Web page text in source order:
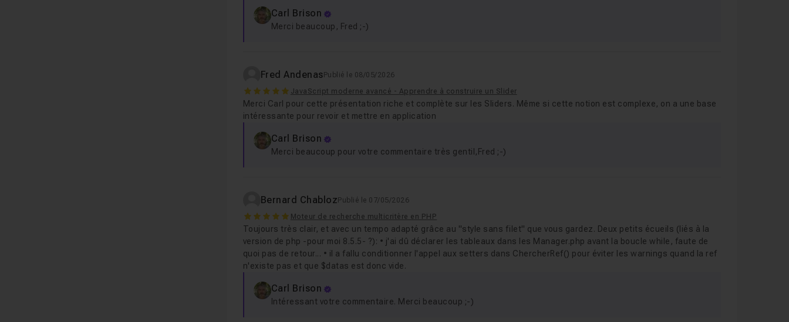
Carl Brison
Merci beaucoup, Fred ;-)
Fred Andenas Publié le 08/05/2026
5 JavaScript moderne avancé - Apprendre à construire un Slider
Merci Carl pour cette présentation riche et complète sur les Sliders. Même si cette notion est complexe, on a une base
intéressante pour revoir et mettre en application
Carl Brison
Merci beaucoup pour votre commentaire très gentil,Fred ;-)
Bernard Chabloz Publié le 07/05/2026
5 Moteur de recherche multicritère en PHP
Toujours très clair, et avec un tempo adapté grâce au "style sans filet" que vous gardez. Deux petits écueils (liés à la
version de php -pour moi 8.5.5- ?): • j'ai dû déclarer les tableaux dans les Manager.php avant la boucle while, faute de
quoi pas de retour... • il a fallu conditionner l'appel aux setters dans ChercherRef() pour éviter les warnings quand la ref
n'existe pas et que $datas est donc vide.
Carl Brison
Intéressant votre commentaire. Merci beaucoup ;-)